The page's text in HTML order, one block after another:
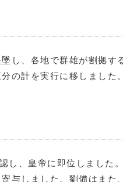
し、各地で群雄が割拠
の計を実行に移しまし
し、皇帝に即位しました
与しました。劉備はま